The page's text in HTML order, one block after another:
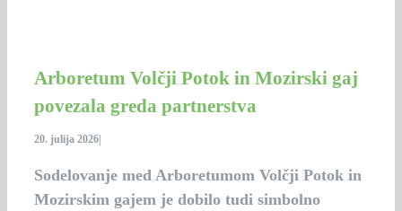
Arboretum Volčji Potok in Mozirski gaj
povezala greda partnerstva
20. julija 2026
Sodelovanje med Arboretumom Volčji Potok in
Mozirskim gajem je dobilo tudi simbolno